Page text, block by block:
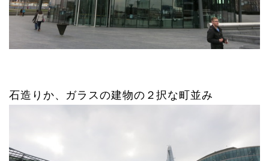
石造りか、ガラスの建物の２択な町並み